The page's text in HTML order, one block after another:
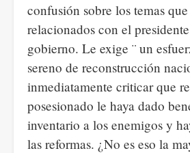
confusión sobre los temas
relacionados con el
gobierno. Le exige ¨ un
sereno de reconstrucción
inmediatamente criticar que
posesionado le haya dado
inventario a los enemigos y
las reformas. ¿No es eso la